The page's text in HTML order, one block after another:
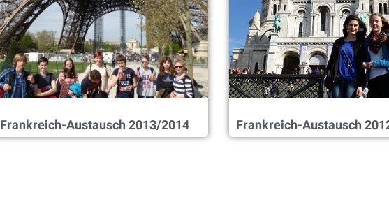
Frankreich-Austausch 2013/2014 Frankreich-Austausch